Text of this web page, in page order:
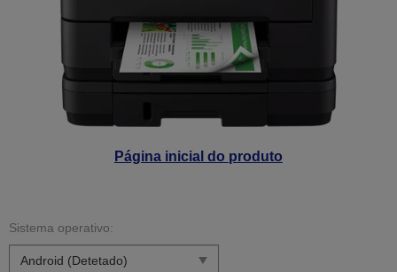
Página inicial do produto
Sistema operativo: